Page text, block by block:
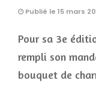
Publié le 15 mars
Pour sa 3e
rempli son
bouquet de